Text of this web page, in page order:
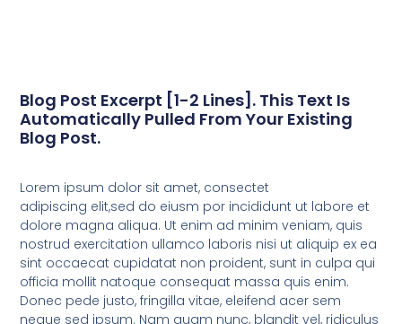
Blog Post Excerpt [1-2 Lines]. This Text Is
Automatically Pulled From Your Existing
Blog Post.
Lorem ipsum dolor sit amet, consectet
adipiscing elit,sed do eiusm por incididunt ut labore et
dolore magna aliqua. Ut enim ad minim veniam, quis
nostrud exercitation ullamco laboris nisi ut aliquip ex ea
sint occaecat cupidatat non proident, sunt in culpa qui
officia mollit natoque consequat massa quis enim.
Donec pede justo, fringilla vitae, eleifend acer sem
neque sed ipsum. Nam quam nunc, blandit vel, ridiculus